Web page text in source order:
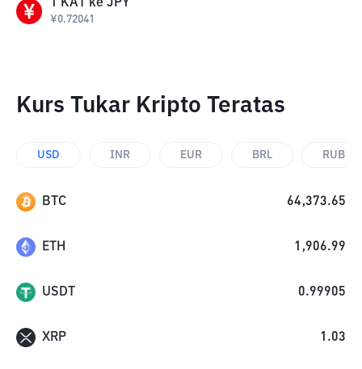
1 KAT ke JPY
¥0.72041
Kurs Tukar Kripto Teratas
USD INR EUR BRL RUB
BTC 64,373.65
ETH 1,906.99
USDT 0.99905
XRP 1.03